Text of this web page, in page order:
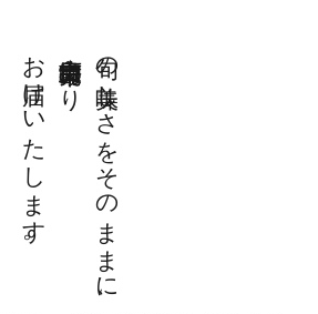
旬の美味しさをそのままに、
広島市中央卸売市場より
お届けいたします。